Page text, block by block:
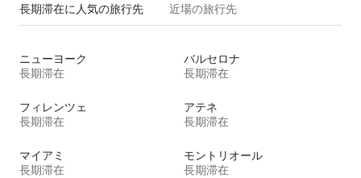
長期滞在に人気の旅行先 近場の旅行先
ニューヨーク
長期滞在
バルセロナ
長期滞在
フィレンツェ
長期滞在
アテネ
長期滞在
マイアミ
長期滞在
モントリオール
長期滞在